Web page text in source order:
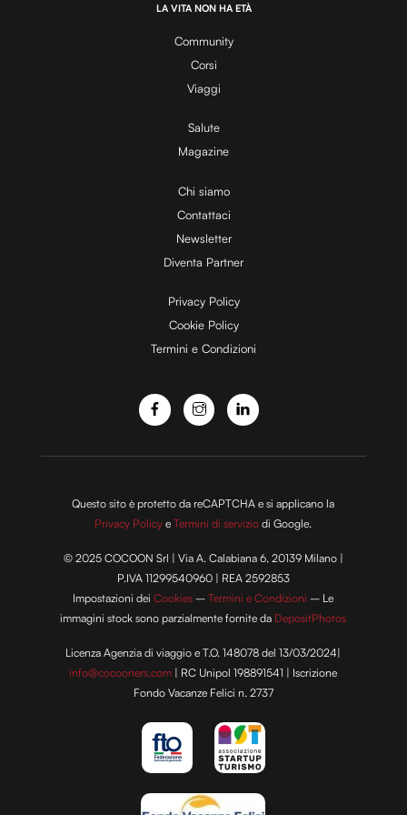
y
V
i
d
e
o
.
0
LA VITA NON HA ETÀ
Community
Corsi
Viaggi
Salute
Magazine
Chi siamo
Contattaci
Newsletter
Diventa Partner
Privacy Policy
Cookie Policy
Termini e Condizioni
Questo sito è protetto da reCAPTCHA e si applicano la
Privacy Policy eTermini di servizio di Google.
© 2025 COCOON Srl | Via A. Calabiana 6, 20139 Milano |
P.IVA 11299540960 | REA 2592853
Impostazioni deiCookies –Termini e Condizioni – Le
immagini stock sono parzialmente fornite da DepositPhotos
Licenza Agenzia di viaggio e T.O. 148078 del 13/03/2024|
info@cocooners.com | RC Unipol 198891541 | Iscrizione
Fondo Vacanze Felici n. 2737